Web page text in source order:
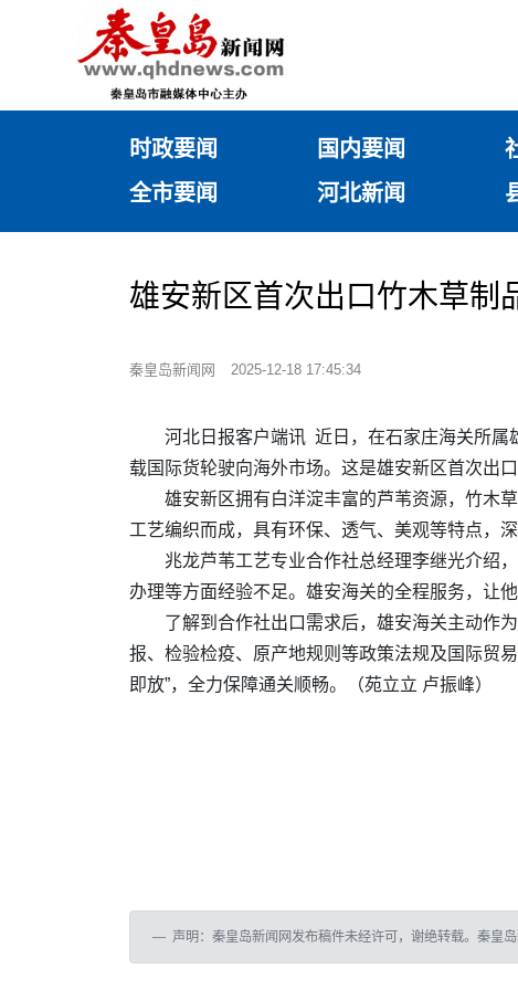
时政要闻 国内要闻
全市要闻
河北新闻
雄安新区首次出口竹木草制
秦皇岛新闻网 2025-12-18 17:45:34
河北日报客户端讯 近日，在石家庄海关所
载国际货轮驶向海外市场。这是雄安新区首次出口
雄安新区拥有白洋淀丰富的芦苇资源，竹木
工艺编织而成，具有环保、透气、美观等特点，
兆龙芦苇工艺专业合作社总经理李继光介绍
办理等方面经验不足。雄安海关的全程服务，让
了解到合作社出口需求后，雄安海关主动作
报、检验检疫、原产地规则等政策法规及国际贸
即放”，全力保障通关顺畅。
（苑立立 卢振峰）
声明：秦皇岛新闻网发布稿件未经许可，谢绝转载。秦皇